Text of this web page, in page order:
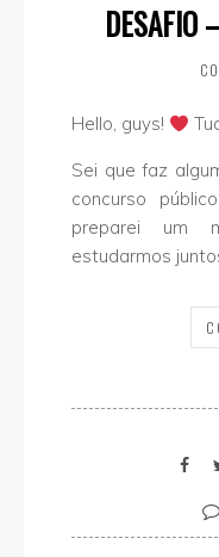
DESAFIO
Hello, guys!
Sei que faz
concurso
preparei um
estudarmos